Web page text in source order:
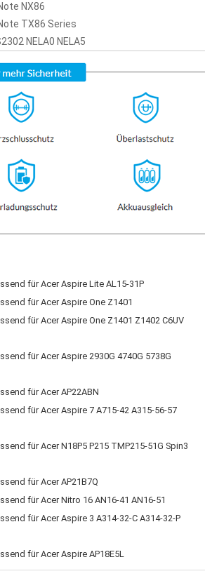
NX86
TX86 Series
NELA0 NELA5
für Acer Aspire Lite AL15-31P
für Acer Aspire One Z1401
für Acer Aspire One Z1401 Z1402 C6UV
für Acer Aspire 2930G 4740G 5738G
für Acer AP22ABN
für Acer Aspire 7 A715-42 A315-56-57
für Acer N18P5 P215 TMP215-51G Spin3
für Acer AP21B7Q
für Acer Nitro 16 AN16-41 AN16-51
für Acer Aspire 3 A314-32-C A314-32-P
für Acer Aspire AP18E5L